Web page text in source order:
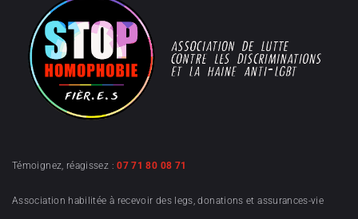
Témoignez, réagissez :07 71 80 08 71
Association habilitée à recevoir des legs, donations et assurances-vie